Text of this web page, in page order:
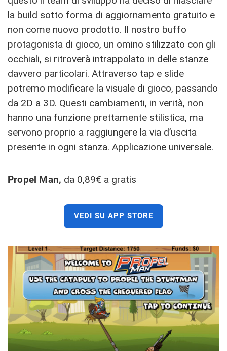
la build sotto forma di aggiornamento gratuito e
non come nuovo prodotto. Il nostro buffo
protagonista di gioco, un omino stilizzato con gli
occhiali, si ritroverà intrappolato in delle stanze
davvero particolari. Attraverso tap e slide
potremo modificare la visuale di gioco, passando
da 2D a 3D. Questi cambiamenti, in verità, non
hanno una funzione prettamente stilistica, ma
servono proprio a raggiungere la via d’uscita
presente in ogni stanza. Applicazione universale.
Propel Man, da 0,89€ a gratis
VEDI SU APP STORE